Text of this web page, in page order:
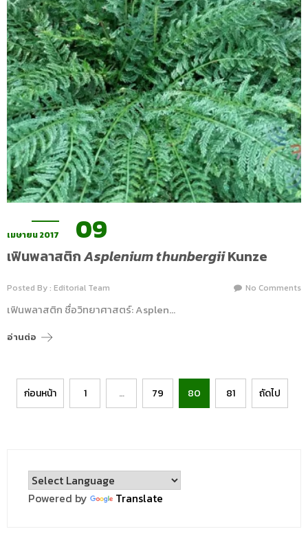
เมษายน 2017 09
เฟินพลาสติกAsplenium thunbergiiKunze
Posted By : Editorial Team No Comments
เฟินพลาสติก ชื่อวิทยาศาสตร์: Asplen…
อ่านต่อ
Posts
pagination
ก่อนหน้า 1 … 79 80 81 ถัดไป
Powered by Translate